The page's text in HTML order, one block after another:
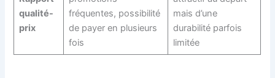
qualité-
prix
fréquentes, possibilité
de payer en plusieurs
fois
mais d’une
durabilité parfois
limitée